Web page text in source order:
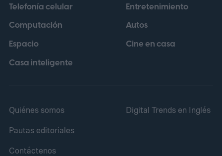
Telefonía celular
Computación
Espacio
Casa inteligente
Entretenimiento
Autos
Cine en casa
Quiénes somos
Pautas editoriales
Contáctenos
Digital Trends en Inglés